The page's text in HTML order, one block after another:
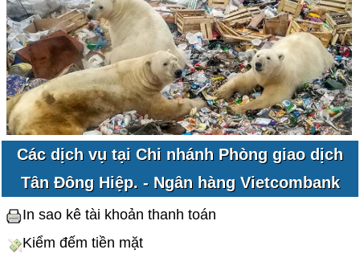
Các dịch vụ tại Chi nhánh Phòng giao dịch
Tân Đông Hiệp. - Ngân hàng Vietcombank
In sao kê tài khoản thanh toán
Kiểm đếm tiền mặt